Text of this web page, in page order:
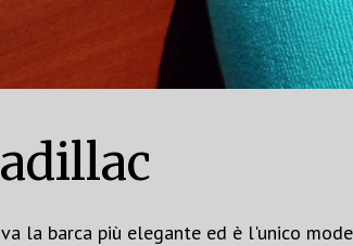
la barca più elegante ed è l'unico